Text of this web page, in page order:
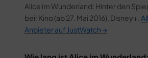
Alice im Wunderland: Hinter den
bei: Kino (ab 27. Mai 2016), Disney+.
Anbieter auf JustWatch →